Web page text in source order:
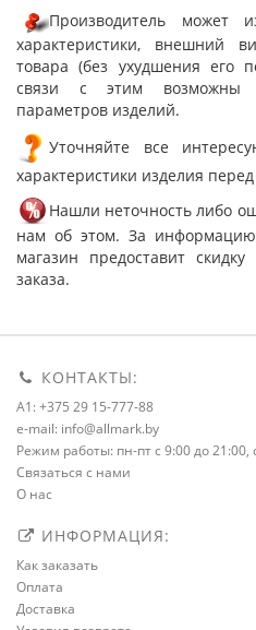
Производитель может
характеристики, внешний
товара (без ухудшения его
связи с этим возможны
параметров изделий.
Уточняйте все
характеристики изделия
Нашли неточность либо
нам об этом. За
магазин предоставит
заказа.
КОНТАКТЫ:
A1: +375 29 15-777-88
e-mail: info@allmark.by
Режим работы: пн-пт с 9:00 до 21:00,
Связаться с нами
О нас
ИНФОРМАЦИЯ:
Как заказать
Оплата
Доставка